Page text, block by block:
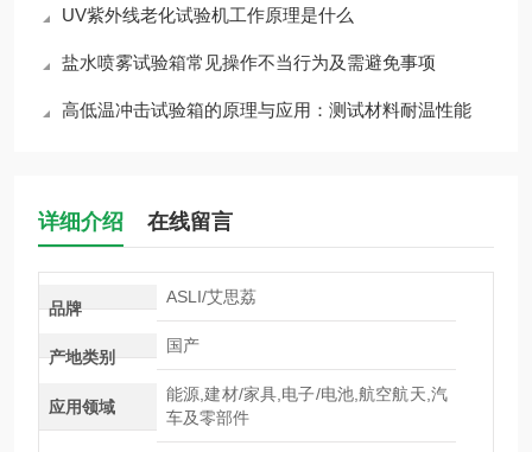
UV紫外线老化试验机工作原理是什么
盐水喷雾试验箱常见操作不当行为及需避免事项
高低温冲击试验箱的原理与应用：测试材料耐温性能
详细介绍 在线留言
品牌
ASLI/艾思荔
产地类别
国产
应用领域
能源,建材/家具,电子/电池,航空航天,汽
车及零部件